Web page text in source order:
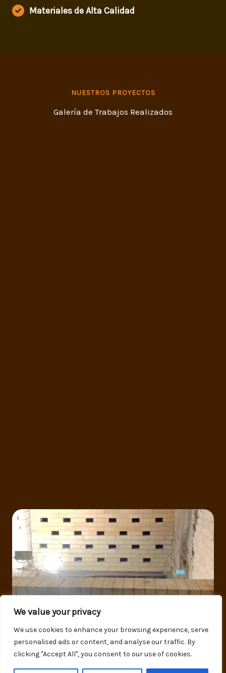
We value your privacy
We use cookies to enhance your browsing experience, serve
personalised ads or content, and analyse our traffic. By
clicking "Accept All", you consent to our use of cookies.
Materiales de Alta Calidad
NUESTROS PROYECTOS
Galería de Trabajos Realizados